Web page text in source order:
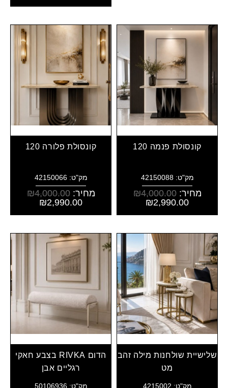
קונסולת פנמה 120
מק"ט: 42150088
מחיר: ₪4,000.00
₪2,990.00
קונסולת פלורה 120
מק"ט: 42150066
מחיר: ₪4,000.00
₪2,990.00
שלישיית שולחנות מילה זהב
מט
מק"ט: 4215002
הדום RIVKA בצבע חאקי
רגליים אבן
מק"ט: 50106936